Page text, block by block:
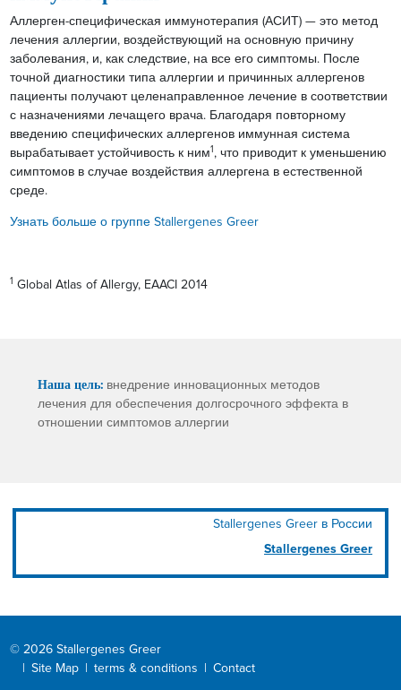
Аллерген-специфическая иммунотерапия (АСИТ) — это метод
лечения аллергии, воздействующий на основную причину
заболевания, и, как следствие, на все его симптомы. После
точной диагностики типа аллергии и причинных аллергенов
пациенты получают целенаправленное лечение в соответствии
с назначениями лечащего врача. Благодаря повторному
введению специфических аллергенов иммунная система
вырабатывает устойчивость к ним1 , что приводит к уменьшению
симптомов в случае воздействия аллергена в естественной
среде.
Узнать больше о группе Stallergenes Greer
1 Global Atlas of Allergy, EAACI 2014
Наша цель: внедрение инновационных методов
лечения для обеспечения долгосрочного эффекта в
отношении симптомов аллергии
Stallergenes Greer в России
Stallergenes Greer
© 2026 Stallergenes Greer
Site Map terms & conditions Contact